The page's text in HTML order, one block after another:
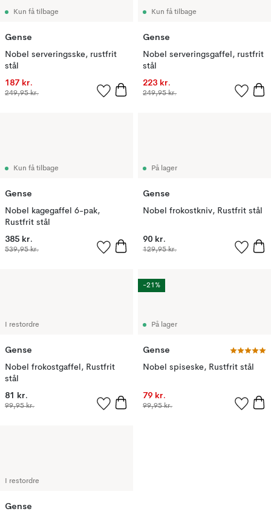
Kun få tilbage
Gense
Nobel serveringsske, rustfrit
stål
187 kr.
249,95 kr.
Kun få tilbage
Gense
Nobel serveringsgaffel, rustfrit
stål
223 kr.
249,95 kr.
Kun få tilbage
Gense
Nobel kagegaffel 6-pak,
Rustfrit stål
385 kr.
539,95 kr.
På lager
Gense
Nobel frokostkniv, Rustfrit stål
90 kr.
129,95 kr.
I restordre
Gense
Nobel frokostgaffel, Rustfrit
stål
81 kr.
99,95 kr.
På lager
Gense
Nobel spiseske, Rustfrit stål
79 kr.
99,95 kr.
-21%
I restordre
Gense